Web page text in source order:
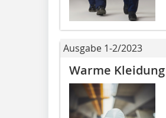
Ausgabe 1-2/2023
Warme